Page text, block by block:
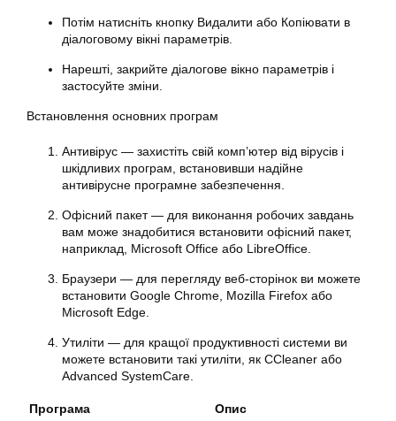
Потім натисніть кнопку Видалити або Копіювати в
діалоговому вікні параметрів.
Нарешті, закрийте діалогове вікно параметрів і
застосуйте зміни.
Встановлення основних програм
Антивірус — захистіть свій комп’ютер від вірусів і
шкідливих програм, встановивши надійне
антивірусне програмне забезпечення.
Офісний пакет — для виконання робочих завдань
вам може знадобитися встановити офісний пакет,
наприклад, Microsoft Office або LibreOffice.
Браузери — для перегляду веб-сторінок ви можете
встановити Google Chrome, Mozilla Firefox або
Microsoft Edge.
Утиліти — для кращої продуктивності системи ви
можете встановити такі утиліти, як CCleaner або
Advanced SystemCare.
Програма Опис